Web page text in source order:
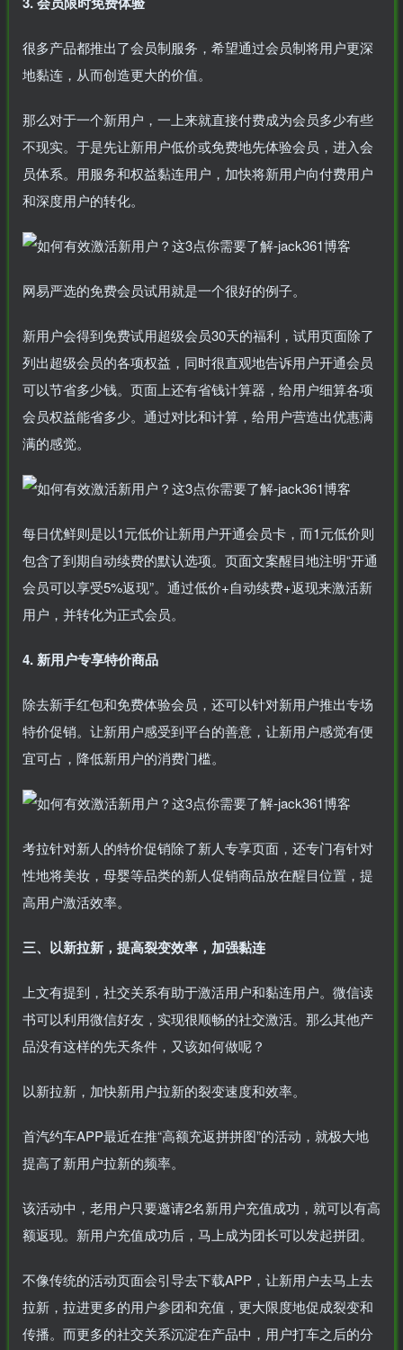
很多产品都推出了会员制服务，希望通过会员制将用户更深
地黏连，从而创造更大的价值。
那么对于一个新用户，一上来就直接付费成为会员多少有些
不现实。于是先让新用户低价或免费地先体验会员，进入会
员体系。用服务和权益黏连用户，加快将新用户向付费用户
和深度用户的转化。
网易严选的免费会员试用就是一个很好的例子。
新用户会得到免费试用超级会员30天的福利，试用页面除了
列出超级会员的各项权益，同时很直观地告诉用户开通会员
可以节省多少钱。页面上还有省钱计算器，给用户细算各项
会员权益能省多少。通过对比和计算，给用户营造出优惠满
满的感觉。
每日优鲜则是以1元低价让新用户开通会员卡，而1元低价则
包含了到期自动续费的默认选项。页面文案醒目地注明“开通
会员可以享受5%返现”。通过低价+自动续费+返现来激活新
用户，并转化为正式会员。
4. 新用户专享特价商品
除去新手红包和免费体验会员，还可以针对新用户推出专场
特价促销。让新用户感受到平台的善意，让新用户感觉有便
宜可占，降低新用户的消费门槛。
考拉针对新人的特价促销除了新人专享页面，还专门有针对
性地将美妆，母婴等品类的新人促销商品放在醒目位置，提
高用户激活效率。
三、以新拉新，提高裂变效率，加强黏连
上文有提到，社交关系有助于激活用户和黏连用户。微信读
书可以利用微信好友，实现很顺畅的社交激活。那么其他产
品没有这样的先天条件，又该如何做呢？
以新拉新，加快新用户拉新的裂变速度和效率。
首汽约车APP最近在推“高额充返拼拼图”的活动，就极大地
提高了新用户拉新的频率。
该活动中，老用户只要邀请2名新用户充值成功，就可以有高
额返现。新用户充值成功后，马上成为团长可以发起拼团。
不像传统的活动页面会引导去下载APP，让新用户去马上去
拉新，拉进更多的用户参团和充值，更大限度地促成裂变和
传播。而更多的社交关系沉淀在产品中，用户打车之后的分